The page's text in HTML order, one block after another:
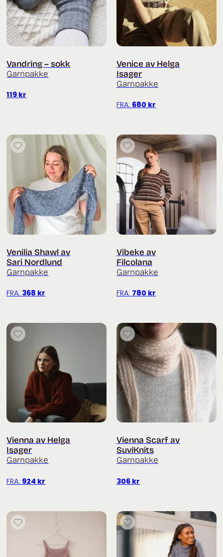
Vandring – sokk
Garnpakke
119 kr
Venice av Helga
Isager
Garnpakke
FRA: 680 kr
Venilia Shawl av
Sari Nordlund
Garnpakke
FRA: 368 kr
Vibeke av
Filcolana
Garnpakke
FRA: 780 kr
Vienna av Helga
Isager
Garnpakke
FRA: 924 kr
Vienna Scarf av
SuviKnits
Garnpakke
306 kr